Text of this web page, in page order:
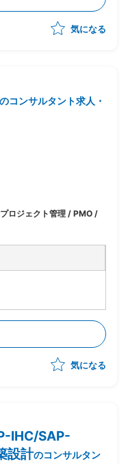
気になる
のコンサルタント求人・
ロジェクト管理 / PMO /
気になる
IHC/SAP-
設計のコンサルタン